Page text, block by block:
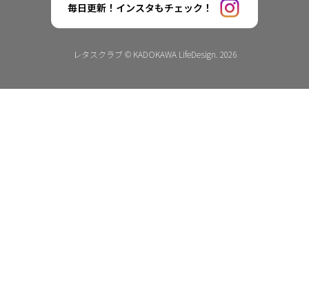
毎日更新！インスタもチェック！
レタスクラブ © KADOKAWA LifeDesign. 2026